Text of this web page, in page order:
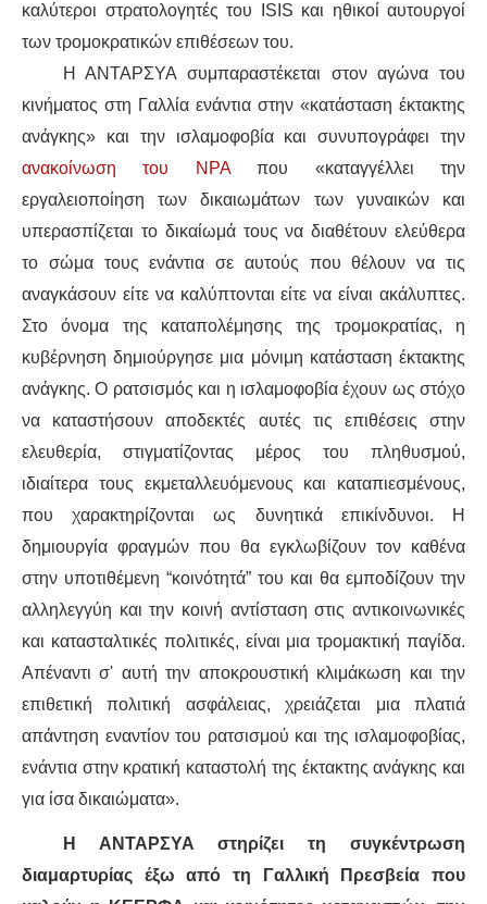
ΑΦΡΙΚΉ
ΕΡΓΑΤΙΚΌ ΚΊΝΗΜΑ
ΚΙΝΗΤΟΠΟΙΉΣΕΙΣ
ΑΝΑΚΟΙΝΏΣΕΙΣ
ΑΝΑΛΎΣΕΙΣ
ΚΙΝΉΜΑΤΑ
ΚΙΝΗΤΟΠΟΙΉΣΕΙΣ
ΕΙΔΉΣΕΙΣ
ΑΝΑΚΟΙΝΏΣΕΙΣ
ΝΕΟΛΑΊΑ
ΑΝΤΙΦΑΣΙΣΤΙΚΌ
ΑΝΤΙΡΑΤΣΙΣΤΙΚΌ
ΓΥΝΑΙΚΕΊΟ
LGBTQIA+
ΠΕΡΙΒΆΛΛΟΝ
ΚΙΝΉΜΑΤΑ ΠΌΛΗΣ
καλύτεροι στρατολογητές του ISIS και ηθικοί αυτουργοί
των τρομοκρατικών επιθέσεων του.
Η ΑΝΤΑΡΣΥΑ συμπαραστέκεται στον αγώνα του
κινήματος στη Γαλλία ενάντια στην «κατάσταση έκτακτης
ανάγκης» και την ισλαμοφοβία και συνυπογράφει την
ανακοίνωση του NPAπου «καταγγέλλει την
εργαλειοποίηση των δικαιωμάτων των γυναικών και
υπερασπίζεται το δικαίωμά τους να διαθέτουν ελεύθερα
το σώμα τους ενάντια σε αυτούς που θέλουν να τις
αναγκάσουν είτε να καλύπτονται είτε να είναι ακάλυπτες.
Στο όνομα της καταπολέμησης της τρομοκρατίας, η
κυβέρνηση δημιούργησε μια μόνιμη κατάσταση έκτακτης
ανάγκης. Ο ρατσισμός και η ισλαμοφοβία έχουν ως στόχο
να καταστήσουν αποδεκτές αυτές τις επιθέσεις στην
ελευθερία, στιγματίζοντας μέρος του πληθυσμού,
ιδιαίτερα τους εκμεταλλευόμενους και καταπιεσμένους,
που χαρακτηρίζονται ως δυνητικά επικίνδυνοι. Η
δημιουργία φραγμών που θα εγκλωβίζουν τον καθένα
στην υποτιθέμενη “κοινότητά” του και θα εμποδίζουν την
αλληλεγγύη και την κοινή αντίσταση στις αντικοινωνικές
και κατασταλτικές πολιτικές, είναι μια τρομακτική παγίδα.
Απέναντι σ' αυτή την αποκρουστική κλιμάκωση και την
επιθετική πολιτική ασφάλειας, χρειάζεται μια πλατιά
απάντηση εναντίον του ρατσισμού και της ισλαμοφοβίας,
ενάντια στην κρατική καταστολή της έκτακτης ανάγκης και
για ίσα δικαιώματα».
Η ΑΝΤΑΡΣΥΑ στηρίζει τη συγκέντρωση
διαμαρτυρίας έξω από τη Γαλλική Πρεσβεία που